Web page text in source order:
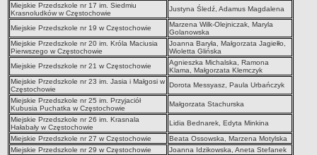
Deklaracja dostępności
PORADNIE PSYCHOLOGICZNO-PEDAGOGICZNE
Zespół Poradni
BIURO FINANSÓW OŚWIATY
Dane podstawowe
Statut
Majątek
Godziny dyżurów
Ogłoszenia
Miejskie Przedszkole nr 17 im. Siedmiu
Krasnoludków w Częstochowie
Justyna Śledź, Adamus Magdalena
Miejskie Przedszkole nr 19 w Częstochowie
Marzena Wilk-Olejniczak, Maryla
Golanowska
Miejskie Przedszkole nr 20 im. Króla Maciusia
Pierwszego w Częstochowie
Joanna Baryła, Małgorzata Jagiełło,
Wioletta Glińska
Miejskie Przedszkole nr 21 w Częstochowie
Agnieszka Michalska, Ramona
Klama, Małgorzata Klemczyk
Miejskie Przedszkole nr 23 im. Jasia i Małgosi w
Częstochowie
Dorota Messyasz, Paula Urbańczyk
Miejskie Przedszkole nr 25 im. Przyjaciół
Kubusia Puchatka w Częstochowie
Małgorzata Stachurska
Miejskie Przedszkole nr 26 im. Krasnala
Hałabały w Częstochowie
Lidia Bednarek, Edyta Minkina
Miejskie Przedszkole nr 27 w Częstochowie
Beata Ossowska, Marzena Motylska
Miejskie Przedszkole nr 29 w Częstochowie
Joanna Idzikowska, Aneta Stefanek